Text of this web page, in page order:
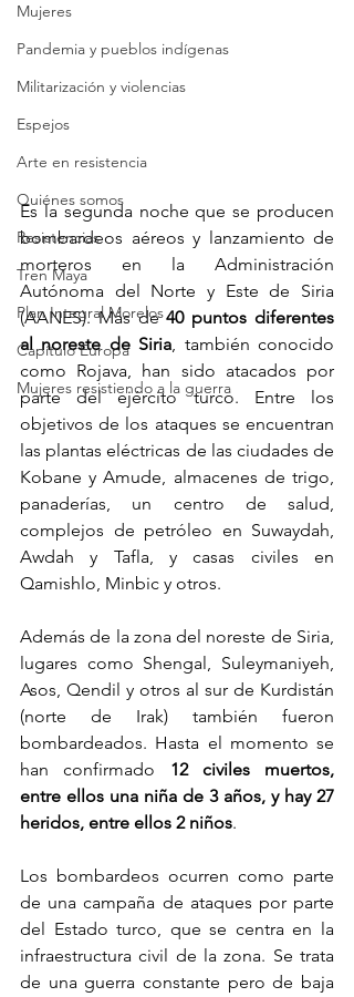
Mujeres
Pandemia y pueblos indígenas
Militarización y violencias
Espejos
Arte en resistencia
Quiénes somos
Resistencias
Tren Maya
Plan Integral Morelos
Capítulo Europa
Mujeres resistiendo a la guerra
Es la segunda noche que se producen
bombardeos aéreos y lanzamiento de
morteros en la Administración
Autónoma del Norte y Este de Siria
(AANES). Más de 40 puntos diferentes
al noreste de Siria, también conocido
como Rojava, han sido atacados por
parte del ejército turco. Entre los
objetivos de los ataques se encuentran
las plantas eléctricas de las ciudades de
Kobane y Amude, almacenes de trigo,
panaderías, un centro de salud,
complejos de petróleo en Suwaydah,
Awdah y Tafla, y casas civiles en
Qamishlo, Minbic y otros.
Además de la zona del noreste de Siria,
lugares como Shengal, Suleymaniyeh,
Asos, Qendil y otros al sur de Kurdistán
(norte de Irak) también fueron
bombardeados. Hasta el momento se
han confirmado 12 civiles muertos,
entre ellos una niña de 3 años, y hay 27
heridos, entre ellos 2 niños.
Los bombardeos ocurren como parte
de una campaña de ataques por parte
del Estado turco, que se centra en la
infraestructura civil de la zona. Se trata
de una guerra constante pero de baja